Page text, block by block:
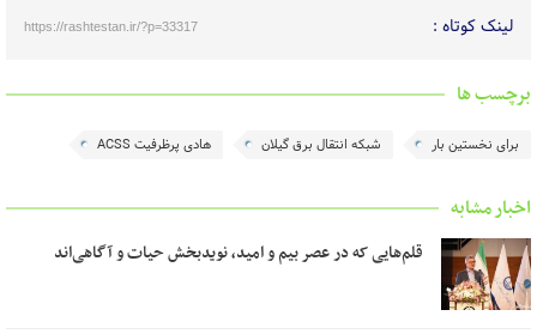
لینک کوتاه : https://rashtestan.ir/?p=33317
برچسب ها
برای نخستین بار شبكه انتقال برق گیلان هادی پرظرفیت ACSS
اخبار مشابه
قلم‌هایی که در عصر بیم و امید، نویدبخش حیات و آگاهی‌اند